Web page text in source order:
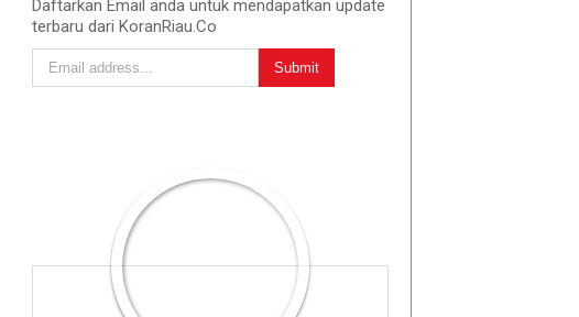
Daftarkan Email anda untuk mendapatkan update
terbaru dari KoranRiau.Co